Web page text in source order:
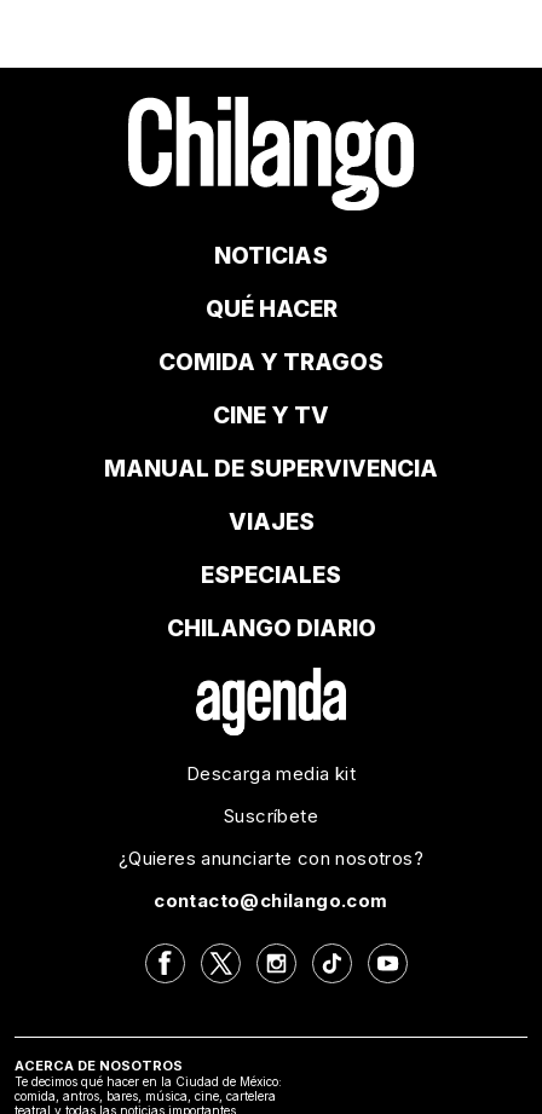
NOTICIAS
QUÉ HACER
COMIDA Y TRAGOS
CINE Y TV
MANUAL DE SUPERVIVENCIA
VIAJES
ESPECIALES
CHILANGO DIARIO
Descarga media kit
Suscríbete
¿Quieres anunciarte con nosotros?
contacto@chilango.com
ACERCA DE NOSOTROS
Te decimos qué hacer en la Ciudad de México:
comida, antros, bares, música, cine, cartelera
teatral y todas las noticias importantes